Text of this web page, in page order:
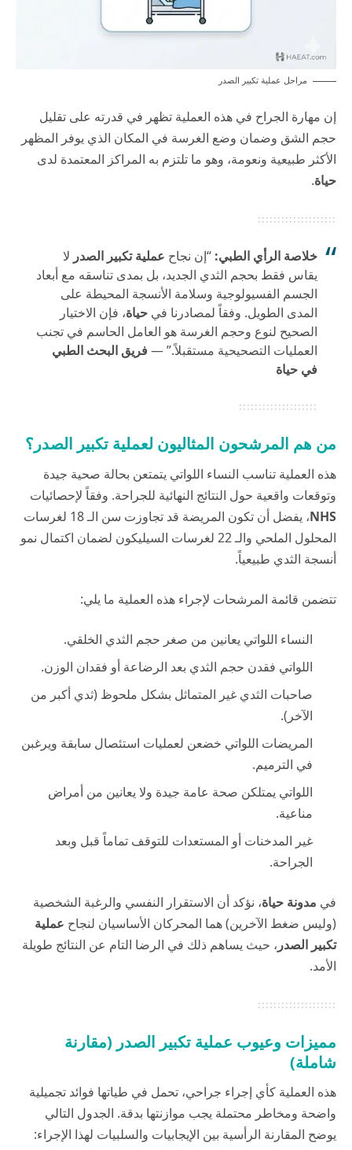
مراحل عملية تكبير الصدر
إن مهارة الجراح في هذه العملية تظهر في قدرته على تقليل
حجم الشق وضمان وضع الغرسة في المكان الذي يوفر المظهر
الأكثر طبيعية ونعومة، وهو ما تلتزم به المراكز المعتمدة لدى
حياة.
خلاصة الرأي الطبي: “إن نجاح عملية تكبير الصدر لا
يقاس فقط بحجم الثدي الجديد، بل بمدى تناسقه مع أبعاد
الجسم الفسيولوجية وسلامة الأنسجة المحيطة على
المدى الطويل. وفقاً لمصادرنا في حياة، فإن الاختيار
الصحيح لنوع وحجم الغرسة هو العامل الحاسم في تجنب
العمليات التصحيحية مستقبلاً.” — فريق البحث الطبي
في حياة
من هم المرشحون المثاليون لعملية تكبير الصدر؟
هذه العملية تناسب النساء اللواتي يتمتعن بحالة صحية جيدة
وتوقعات واقعية حول النتائج النهائية للجراحة. وفقاً لإحصائيات
NHS
، يفضل أن تكون المريضة قد تجاوزت سن الـ 18 لغرسات
المحلول الملحي والـ 22 لغرسات السيليكون لضمان اكتمال نمو
أنسجة الثدي طبيعياً.
تتضمن قائمة المرشحات لإجراء هذه العملية ما يلي:
النساء اللواتي يعانين من صغر حجم الثدي الخلقي.
اللواتي فقدن حجم الثدي بعد الرضاعة أو فقدان الوزن.
صاحبات الثدي غير المتماثل بشكل ملحوظ (ثدي أكبر من
الآخر).
المريضات اللواتي خضعن لعمليات استئصال سابقة ويرغبن
في الترميم.
اللواتي يمتلكن صحة عامة جيدة ولا يعانين من أمراض
مناعية.
غير المدخنات أو المستعدات للتوقف تماماً قبل وبعد
الجراحة.
في مدونة حياة، نؤكد أن الاستقرار النفسي والرغبة الشخصية
(وليس ضغط الآخرين) هما المحركان الأساسيان لنجاح عملية
تكبير الصدر ، حيث يساهم ذلك في الرضا التام عن النتائج طويلة
الأمد.
مميزات وعيوب عملية تكبير الصدر (مقارنة
شاملة)
هذه العملية كأي إجراء جراحي، تحمل في طياتها فوائد تجميلية
واضحة ومخاطر محتملة يجب موازنتها بدقة. الجدول التالي
يوضح المقارنة الرأسية بين الإيجابيات والسلبيات لهذا الإجراء: